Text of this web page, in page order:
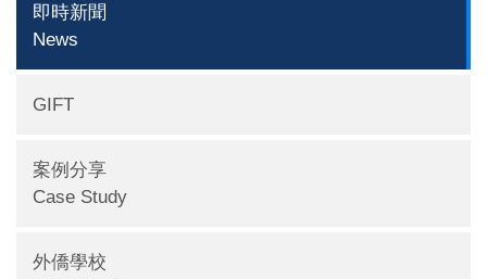
即時新聞
News
GIFT
案例分享
Case Study
外僑學校